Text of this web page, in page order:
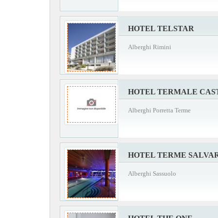
HOTEL TELSTAR
Alberghi Rimini
HOTEL TERMALE
Alberghi Porretta Terme
HOTEL TERME
Alberghi Sassuolo